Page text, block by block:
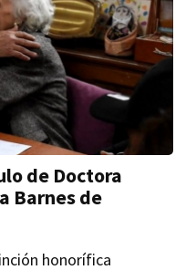
de Doctora
Barnes de
honorífica